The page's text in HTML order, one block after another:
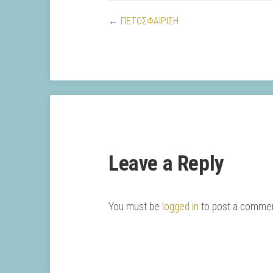
← ΠΕΤΟΣΦΑΙΡΙΣΗ
Leave a Reply
You must be logged in to post a